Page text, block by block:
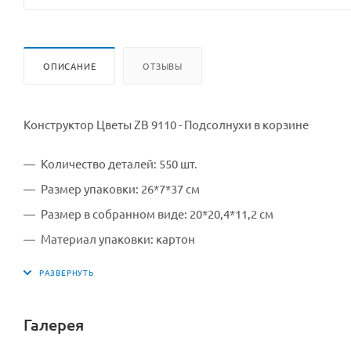
ОПИСАНИЕ ОТЗЫВЫ
Конструктор Цветы ZB 9110 - Подсолнухи в корзине
Количество деталей: 550 шт.
Размер упаковки: 26*7*37 см
Размер в собранном виде: 20*20,4*11,2 см
Материал упаковки: картон
для детей старше 8 лет (содержит мелкие детали)
Галерея